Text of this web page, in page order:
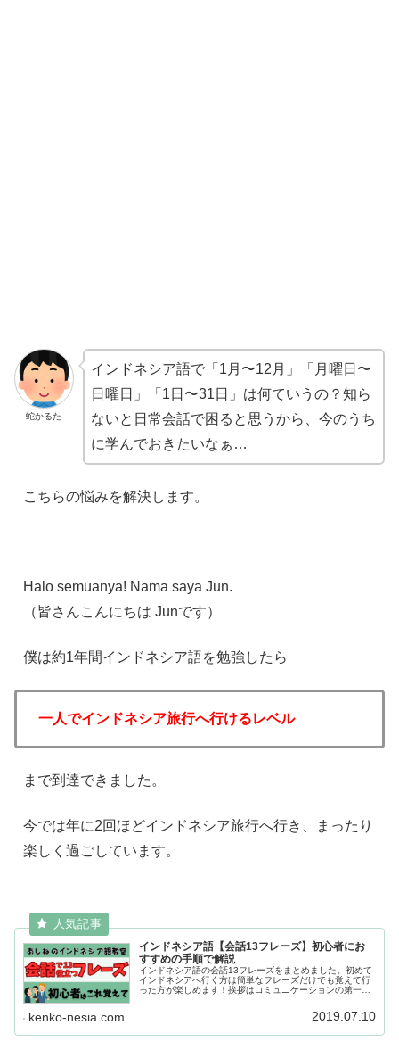
蛇かるた
インドネシア語で「1月〜12月」「月曜日〜
日曜日」「1日〜31日」は何ていうの？知ら
ないと日常会話で困ると思うから、今のうち
に学んでおきたいなぁ…
こちらの悩みを解決します。
Halo semuanya! Nama saya Jun.
（皆さんこんにちは Junです）
僕は約1年間インドネシア語を勉強したら
一人でインドネシア旅行へ行けるレベル
まで到達できました。
今では年に2回ほどインドネシア旅行へ行き、まったり
楽しく過ごしています。
インドネシア語【会話13フレーズ】初心者にお
すすめの手順で解説
インドネシア語の会話13フレーズをまとめました。初めて
インドネシアへ行く方は簡単なフレーズだけでも覚えて行
った方が楽しめます！挨拶はコミュニケーションの第一
kenko-nesia.com 2019.07.10